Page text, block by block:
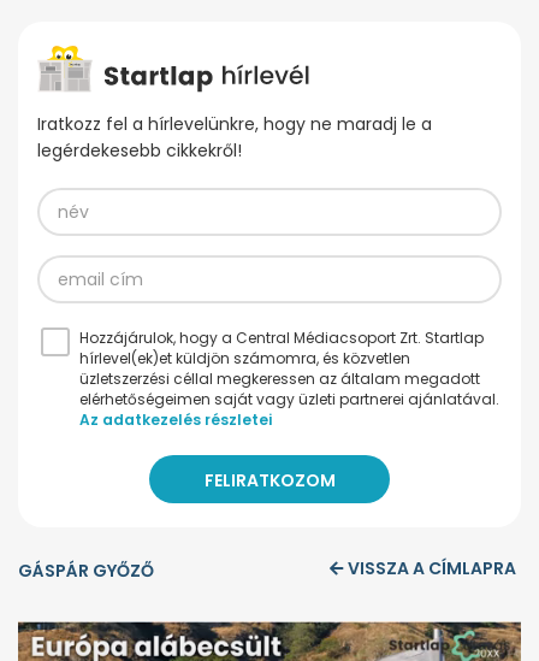
Iratkozz fel a hírlevelünkre, hogy ne maradj le a
legérdekesebb cikkekről!
Hozzájárulok, hogy a Central Médiacsoport Zrt. Startlap
hírlevel(ek)et küldjön számomra, és közvetlen
üzletszerzési céllal megkeressen az általam megadott
elérhetőségeimen saját vagy üzleti partnerei ajánlatával.
Az adatkezelés részletei
GÁSPÁR GYŐZŐ VISSZA A CÍMLAPRA